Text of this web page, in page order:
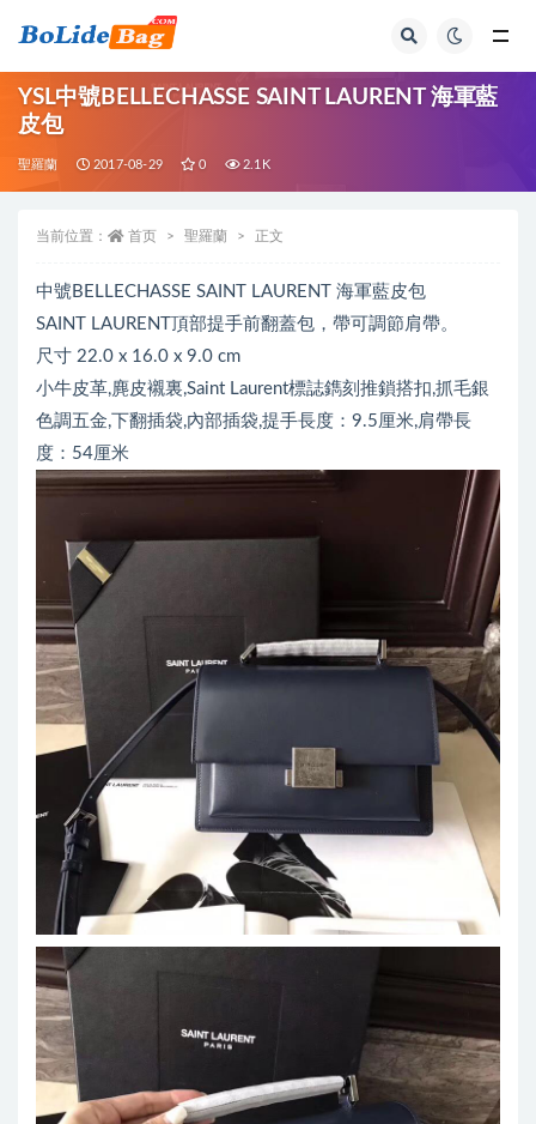
YSL中號BELLECHASSE SAINT LAURENT 海軍藍
皮包
聖羅蘭 2017-08-29 0 2.1K
当前位置： 首页 聖羅蘭 正文
中號BELLECHASSE SAINT LAURENT 海軍藍皮包
SAINT LAURENT頂部提手前翻蓋包，帶可調節肩帶。
尺寸 22.0 x 16.0 x 9.0 cm
小牛皮革,麂皮襯裏,Saint Laurent標誌鐫刻推鎖搭扣,抓毛銀
色調五金,下翻插袋,內部插袋,提手長度：9.5厘米,肩帶長
度：54厘米